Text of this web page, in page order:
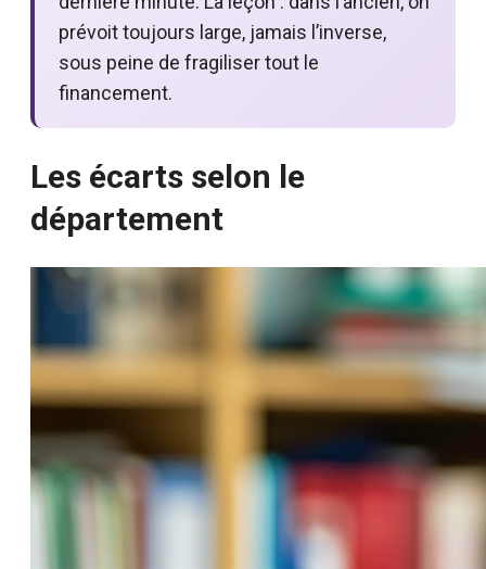
prévoit toujours large, jamais l’inverse,
sous peine de fragiliser tout le
financement.
Les écarts selon le
département